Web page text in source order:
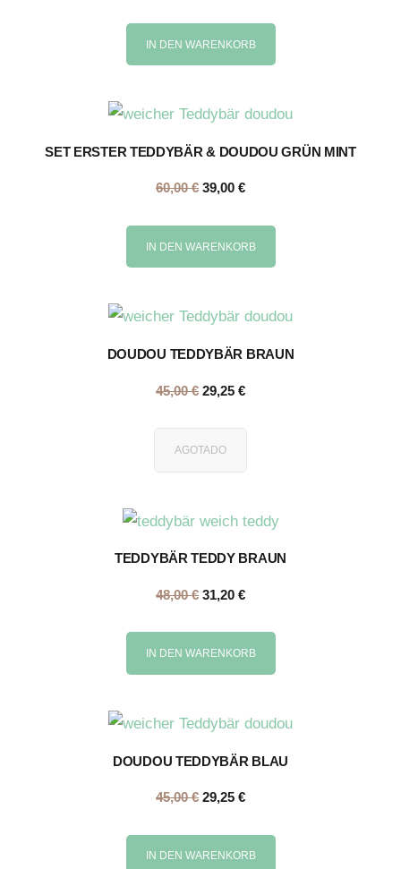
IN DEN WARENKORB
SET ERSTER TEDDYBÄR & DOUDOU GRÜN MINT
60,00€ 39,00 €
IN DEN WARENKORB
DOUDOU TEDDYBÄR BRAUN
45,00€ 29,25 €
AGOTADO
TEDDYBÄR TEDDY BRAUN
48,00€ 31,20 €
IN DEN WARENKORB
DOUDOU TEDDYBÄR BLAU
45,00€ 29,25 €
IN DEN WARENKORB